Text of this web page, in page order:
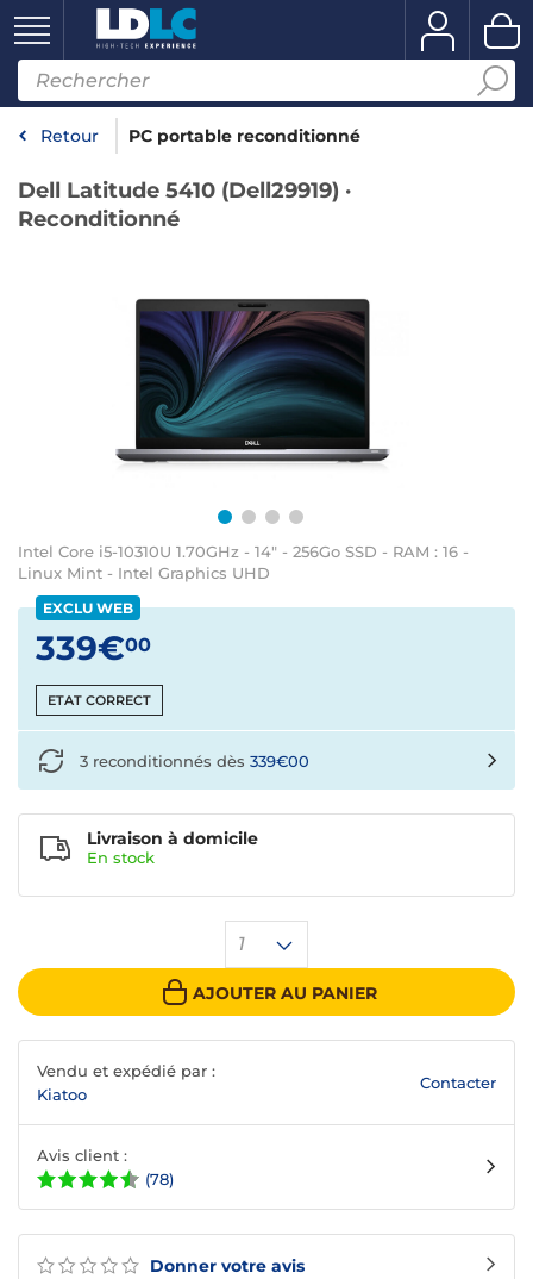
Retour PC portable reconditionné
Dell Latitude 5410 (Dell29919) ·
Reconditionné
Intel Core i5-10310U 1.70GHz - 14" - 256Go SSD - RAM : 16 -
Linux Mint - Intel Graphics UHD
Donner votre avis
EXCLU WEB
339€00
ETAT CORRECT
1
AJOUTER AU PANIER
Livraison à domicile
En stock
3 reconditionnés dès 339€00
Vendu et expédié par :
Kiatoo
Contacter
Avis client :
(78)